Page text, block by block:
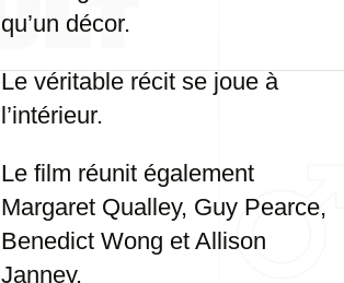
qu’un décor.
Le véritable récit se joue à
l’intérieur.
Le film réunit également
Margaret Qualley, Guy Pearce,
Benedict Wong et Allison
Janney.